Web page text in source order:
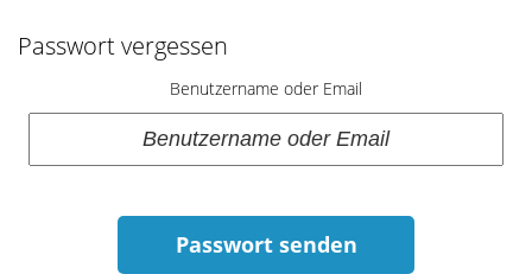
Passwort vergessen
Benutzername oder Email
Passwort senden